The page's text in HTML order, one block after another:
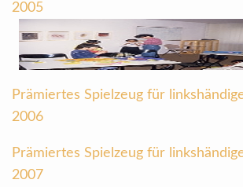
2005
Prämiertes Spielzeug für
2006
Prämiertes Spielzeug für
2007